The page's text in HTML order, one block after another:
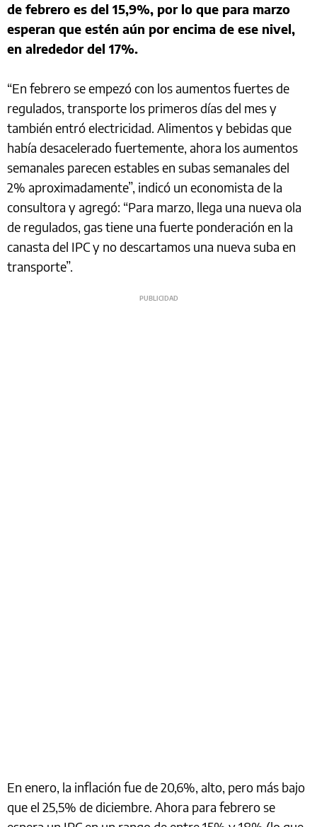
de febrero es del 15,9%, por lo que para marzo
esperan que estén aún por encima de ese nivel,
en alrededor del 17%.
“En febrero se empezó con los aumentos fuertes de
regulados, transporte los primeros días del mes y
también entró electricidad. Alimentos y bebidas que
había desacelerado fuertemente, ahora los aumentos
semanales parecen estables en subas semanales del
2% aproximadamente”, indicó un economista de la
consultora y agregó: “Para marzo, llega una nueva ola
de regulados, gas tiene una fuerte ponderación en la
canasta del IPC y no descartamos una nueva suba en
transporte”.
En enero, la inflación fue de 20,6%, alto, pero más bajo
que el 25,5% de diciembre. Ahora para febrero se